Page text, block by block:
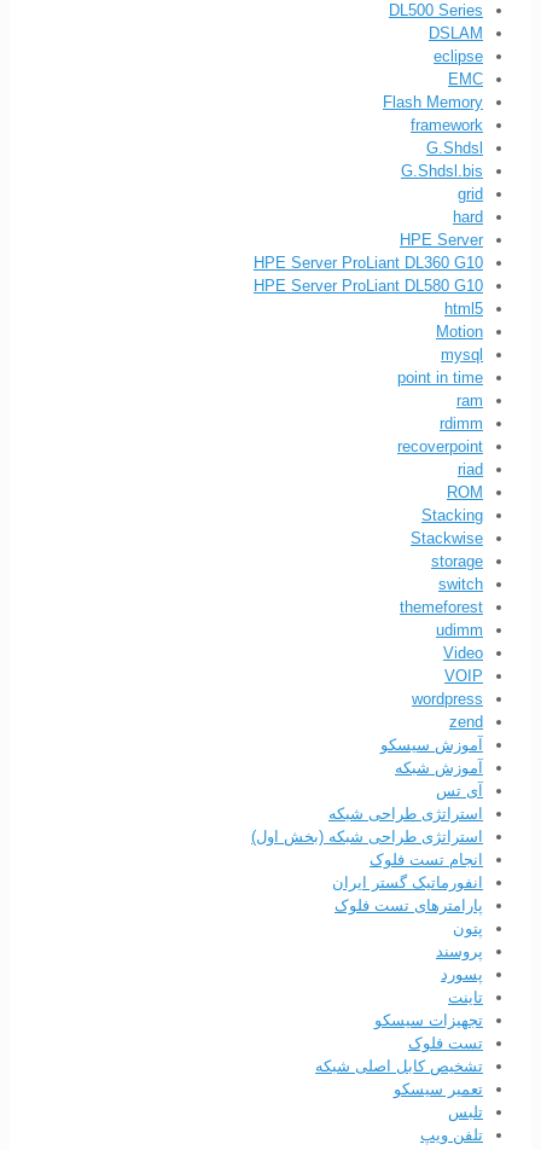
DL500 Series
DSLAM
eclipse
EMC
Flash Memory
framework
G.Shdsl
G.Shdsl.bis
grid
hard
HPE Server
HPE Server ProLiant DL360 G10
HPE Server ProLiant DL580 G10
html5
Motion
mysql
point in time
ram
rdimm
recoverpoint
riad
ROM
Stacking
Stackwise
storage
switch
themeforest
udimm
Video
VOIP
wordpress
zend
آموزش سیسکو
آموزش شبکه
آی تس
استراتژی طراحی شبکه
استراتژی طراحی شبکه (بخش اول)
انجام تست فلوک
انفورماتیک گستر ایران
پارامترهای تست فلوک
پتون
پروسند
پسورد
تاینت
تجهیزات سیسکو
تست فلوک
تشخیص کابل اصلی شبکه
تعمیر سیسکو
تلبس
تلفن ویپ